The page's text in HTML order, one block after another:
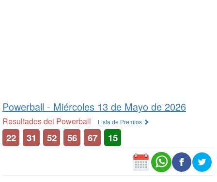
Powerball - Miércoles 13 de Mayo de 2026
Resultados del Powerball Lista de Premios
22 31 52 56 67 15